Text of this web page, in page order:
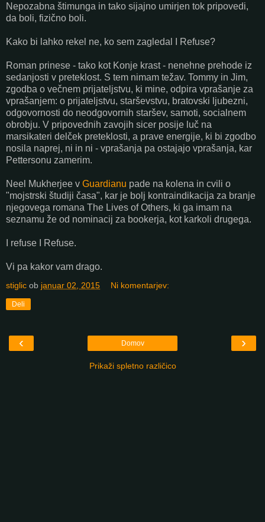
Nepozabna štimunga in tako sijajno umirjen tok pripovedi,
da boli, fizično boli.
Kako bi lahko rekel ne, ko sem zagledal I Refuse?
Roman prinese - tako kot Konje krast - nenehne prehode iz
sedanjosti v preteklost. S tem nimam težav. Tommy in Jim,
zgodba o večnem prijateljstvu, ki mine, odpira vprašanje za
vprašanjem: o prijateljstvu, starševstvu, bratovski ljubezni,
odgovornosti do neodgovornih staršev, samoti, socialnem
obrobju. V pripovednih zavojih sicer posije luč na
marsikateri delček preteklosti, a prave energije, ki bi zgodbo
nosila naprej, ni in ni - vprašanja pa ostajajo vprašanja, kar
Pettersonu zamerim.
Neel Mukherjee v Guardianu pade na kolena in cvili o
"mojstrski študiji časa", kar je bolj kontraindikacija za branje
njegovega romana The Lives of Others, ki ga imam na
seznamu že od nominacij za bookerja, kot karkoli drugega.
I refuse I Refuse.
Vi pa kakor vam drago.
stiglic ob januar 02, 2015 Ni komentarjev:
Deli
‹ ›
Domov
Prikaži spletno različico